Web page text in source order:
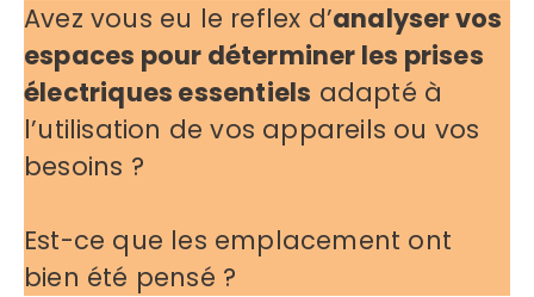
Avez vous eu le reflex d’analyser vos
espaces pour déterminer les prises
électriques essentiels adapté à
l’utilisation de vos appareils ou vos
besoins ?
Est-ce que les emplacement ont
bien été pensé ?